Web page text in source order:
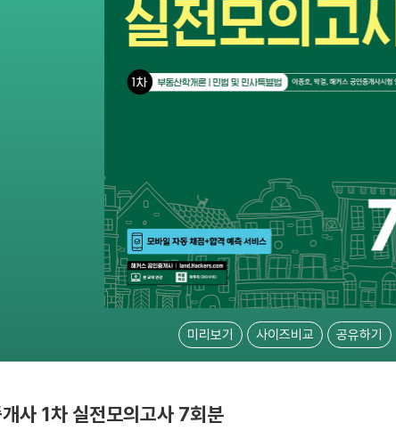
미리보기 사이즈비교 공유하기
사 1차 실전모의고사 7회분